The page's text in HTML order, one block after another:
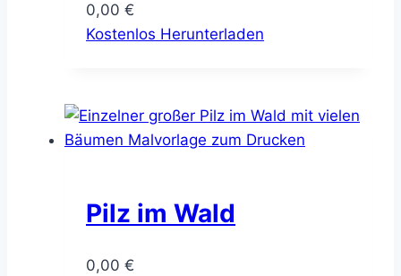
0,00 €
Kostenlos Herunterladen
Pilz im Wald
0,00 €